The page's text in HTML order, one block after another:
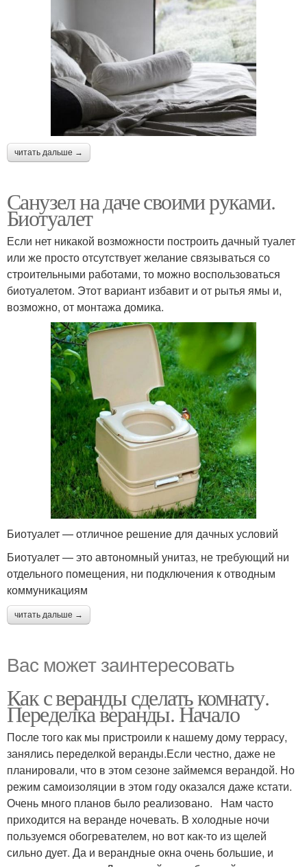
читать дальше →
Санузел на даче своими руками.
Биотуалет
Если нет никакой возможности построить дачный туалет
или же просто отсутствует желание связываться со
строительными работами, то можно воспользоваться
биотуалетом. Этот вариант избавит и от рытья ямы и,
возможно, от монтажа домика.
Биотуалет — отличное решение для дачных условий
Биотуалет — это автономный унитаз, не требующий ни
отдельного помещения, ни подключения к отводным
коммуникациям
читать дальше →
Вас может заинтересовать
Как с веранды сделать комнату.
Переделка веранды. Начало
После того как мы пристроили к нашему дому террасу,
занялись переделкой веранды.Если честно, даже не
планировали, что в этом сезоне займемся верандой. Но
режим самоизоляции в этом году оказался даже кстати.
Очень много планов было реализовано. Нам часто
приходится на веранде ночевать. В холодные ночи
пользуемся обогревателем, но вот как-то из щелей
сильно дует. Да и верандные окна очень большие, и